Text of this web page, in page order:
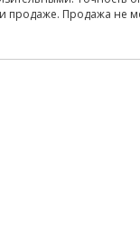
продаже. Продажа не